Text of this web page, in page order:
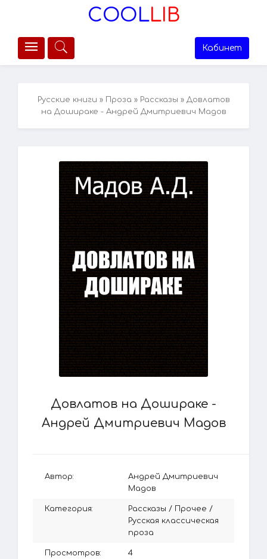
COOLLIB
Кабинет
Русские книги » Проза » Рассказы » Довлатов
на Дошираке - Андрей Дмитриевич Мадов
Довлатов на Дошираке -
Андрей Дмитриевич Мадов
Автор:
Андрей Дмитриевич
Мадов
Категория: Рассказы / Прочее /
Русская классическая
проза
Просмотров: 4